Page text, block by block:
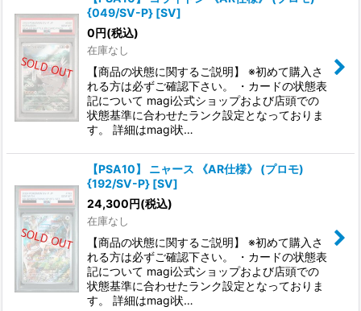
{049/SV-P} [SV]
0円(税込)
在庫なし
【商品の状態に関するご説明】 ※初めて購入さ
れる方は必ずご確認下さい。 ・カードの状態表
記について magi公式ショップおよび店頭での
状態基準に合わせたランク設定となっておりま
す。 詳細はmagi状…
【PSA10】 ニャース 《AR仕様》 (プロモ)
{192/SV-P} [SV]
24,300円(税込)
在庫なし
【商品の状態に関するご説明】 ※初めて購入さ
れる方は必ずご確認下さい。 ・カードの状態表
記について magi公式ショップおよび店頭での
状態基準に合わせたランク設定となっておりま
す。 詳細はmagi状…